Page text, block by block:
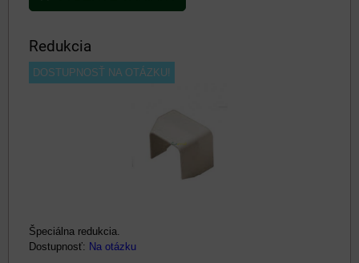
Redukcia
DOSTUPNOSŤ NA OTÁZKU!
Špeciálna redukcia.
Dostupnosť: Na otázku